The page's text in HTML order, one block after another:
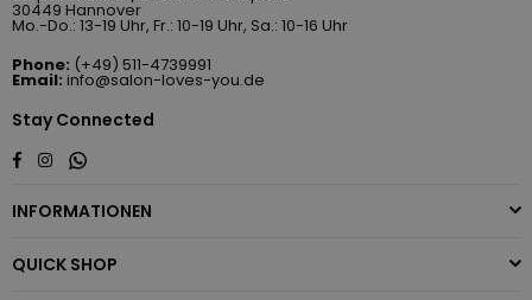
30449 Hannover
Mo.-Do.: 13-19 Uhr, Fr.: 10-19 Uhr, Sa.: 10-16 Uhr
Phone: (+49) 511-4739991
Email: info@salon-loves-you.de
Stay Connected
Facebook
InstagramWhatsapp
INFORMATIONEN
QUICK SHOP